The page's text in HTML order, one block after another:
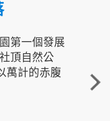
第一個發展
頂自然公
萬計的赤腹
重
走進